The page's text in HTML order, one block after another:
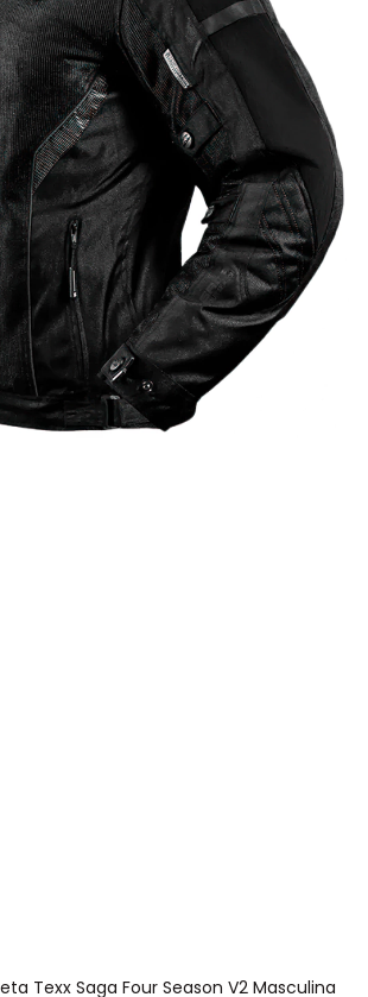
Texx Saga Four Season V2 Masculina